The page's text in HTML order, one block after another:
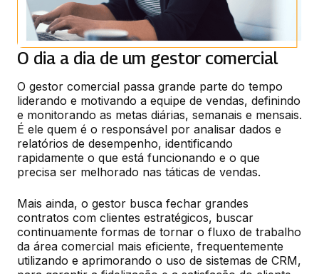
O dia a dia de um gestor comercial
O gestor comercial passa grande parte do tempo
liderando e motivando a equipe de vendas, definindo
e monitorando as metas diárias, semanais e mensais.
É ele quem é o responsável por analisar dados e
relatórios de desempenho, identificando
rapidamente o que está funcionando e o que
precisa ser melhorado nas táticas de vendas.
Mais ainda, o gestor busca fechar grandes
contratos com clientes estratégicos, buscar
continuamente formas de tornar o fluxo de trabalho
da área comercial mais eficiente, frequentemente
utilizando e aprimorando o uso de sistemas de CRM,